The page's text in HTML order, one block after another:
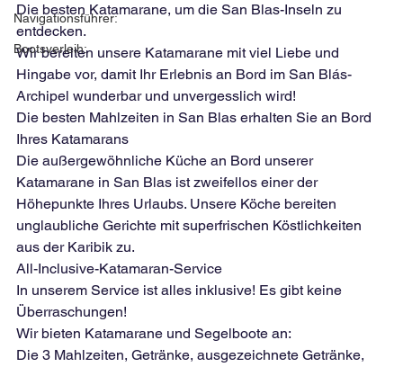
Navigationsführer:
Bootsverleih:
Die besten Katamarane, um die San Blas-Inseln zu
entdecken.
Wir bereiten unsere Katamarane mit viel Liebe und
Hingabe vor, damit Ihr Erlebnis an Bord im San Blás-
Archipel wunderbar und unvergesslich wird!
Die besten Mahlzeiten in San Blas erhalten Sie an Bord
Ihres Katamarans
Die außergewöhnliche Küche an Bord unserer
Katamarane in San Blas ist zweifellos einer der
Höhepunkte Ihres Urlaubs. Unsere Köche bereiten
unglaubliche Gerichte mit superfrischen Köstlichkeiten
aus der Karibik zu.
All-Inclusive-Katamaran-Service
In unserem Service ist alles inklusive! Es gibt keine
Überraschungen!
Wir bieten Katamarane und Segelboote an:
Die 3 Mahlzeiten, Getränke, ausgezeichnete Getränke,